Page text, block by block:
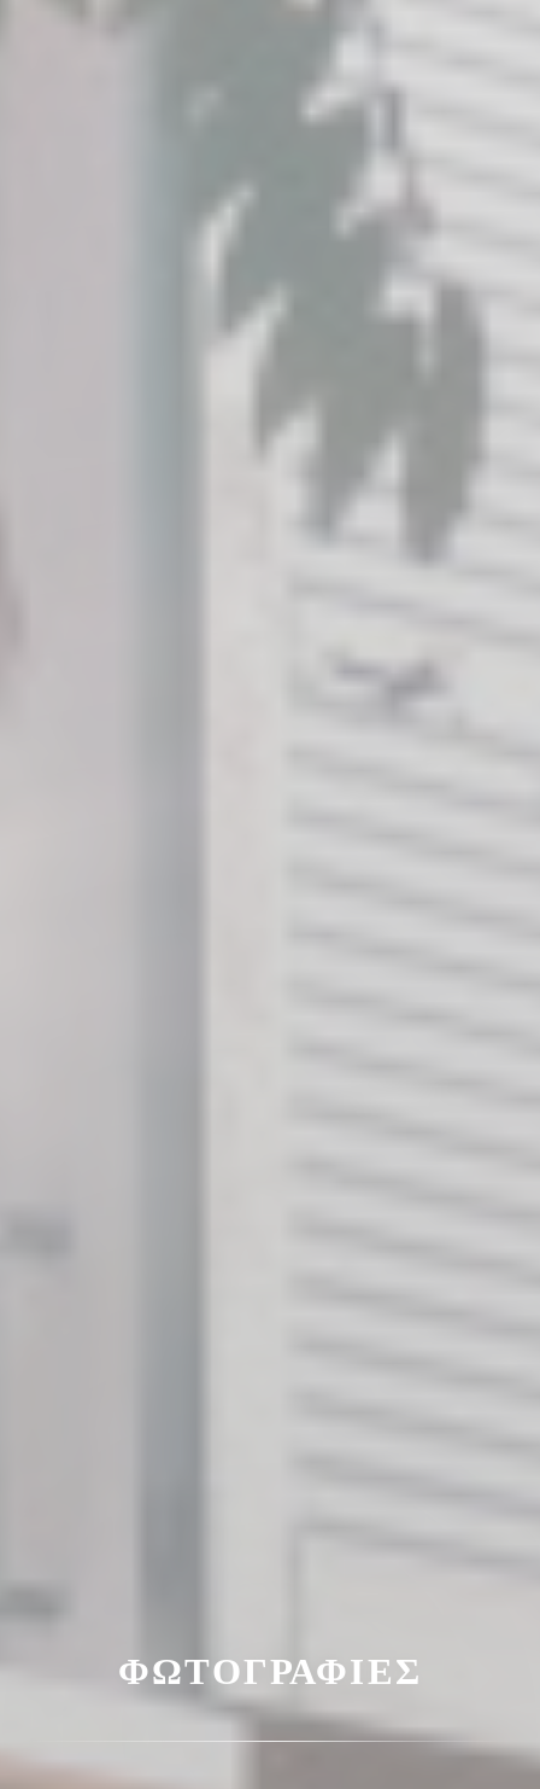
ΦΩΤΟΓΡΑΦΊΕΣ